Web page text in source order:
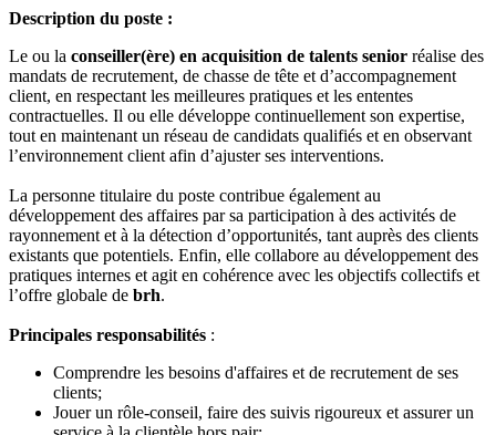
Description du poste :
Le ou la conseiller(ère) en acquisition de talents senior réalise des
mandats de recrutement, de chasse de tête et d’accompagnement
client, en respectant les meilleures pratiques et les ententes
contractuelles. Il ou elle développe continuellement son expertise,
tout en maintenant un réseau de candidats qualifiés et en observant
l’environnement client afin d’ajuster ses interventions.
La personne titulaire du poste contribue également au
développement des affaires par sa participation à des activités de
rayonnement et à la détection d’opportunités, tant auprès des clients
existants que potentiels. Enfin, elle collabore au développement des
pratiques internes et agit en cohérence avec les objectifs collectifs et
l’offre globale de brh.
Principales responsabilités :
Comprendre les besoins d'affaires et de recrutement de ses
clients;
Jouer un rôle-conseil, faire des suivis rigoureux et assurer un